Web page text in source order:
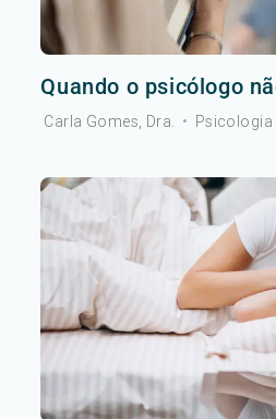
Quando o psicólogo
Carla Gomes, Dra. • Psicologia